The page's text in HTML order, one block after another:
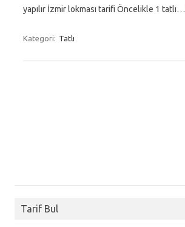
yapılır İzmir lokması tarifi Öncelikle 1 tatlı…
Kategori: Tatlı
Tarif Bul